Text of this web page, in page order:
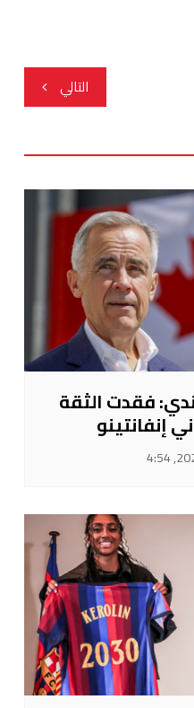
التالي
فقدت الثقة
إنفانتينو